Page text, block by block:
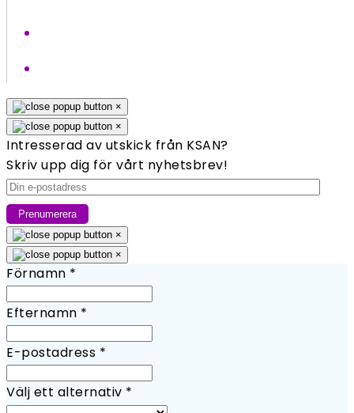
×
×
Intresserad av utskick från KSAN?
Skriv upp dig för vårt nyhetsbrev!
×
×
Förnamn *
Efternamn *
E-postadress *
Välj ett alternativ *